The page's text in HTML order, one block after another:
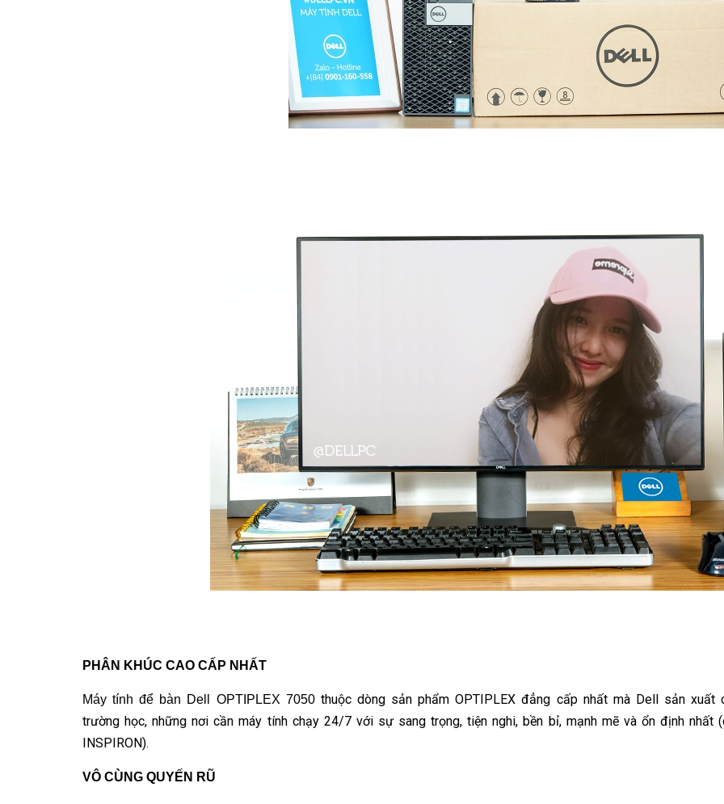
PHÂN KHÚC CAO CẤP NHẤT
Máy tính để bàn Dell OPTIPLEX 7050 thuộc dòng sản phẩm OPTIPLEX đẳng cấp nhất mà Dell sản xuất
trường học, những nơi cần máy tính chạy 24/7 với sự sang trọng, tiện nghi, bền bỉ, mạnh mẽ và ổn định nhất
INSPIRON).
VÔ CÙNG QUYẾN RŨ